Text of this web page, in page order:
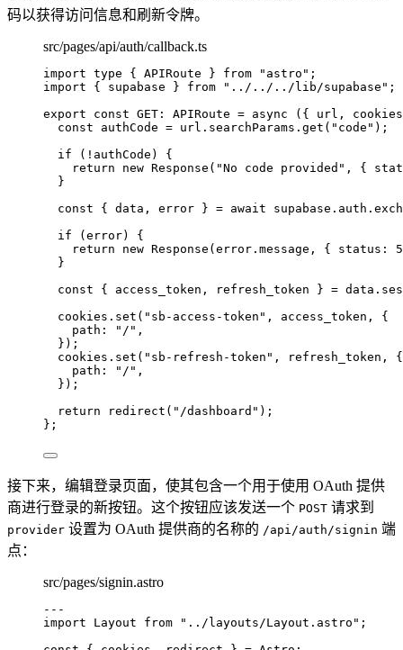
码以获得访问信息和刷新令牌。
src/pages/api/auth/callback.ts
import type { APIRoute } from " astro " ;
import { supabase } from " ../../../lib/supabase " ;
export const GET : APIRoute = async ( { url , cookies
const authCode = url . searchParams . get ( " code " ) ;
if
( ! authCode)
{
return new Response ( "No code provided " , {
}
const { data , error } = await supabase . auth .
if
(error)
{
return new Response (error . message , { status:
}
const { access_token , refresh_token } = data .
cookies . set ( " sb-access-token " , access_token , {
path:
" / " ,
} ) ;
cookies . set ( " sb-refresh-token " , refresh_token , {
path:
" / " ,
} ) ;
return
redirect ( " /dashboard " ) ;
} ;
接下来，编辑登录页面，使其包含一个用于使用 OAuth 提供
商进行登录的新按钮。这个按钮应该发送一个 POST 请求到
provider 设置为 OAuth 提供商的名称的 /api/auth/signin 端
点：
src/pages/signin.astro
---
import Layout from " ../layouts/Layout.astro " ;